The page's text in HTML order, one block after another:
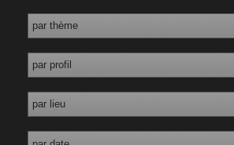
par thème
par profil
par lieu